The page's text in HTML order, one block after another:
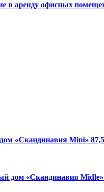
в аренду офисных
«Скандинавия Mini»
дом «Скандинавия Midle»